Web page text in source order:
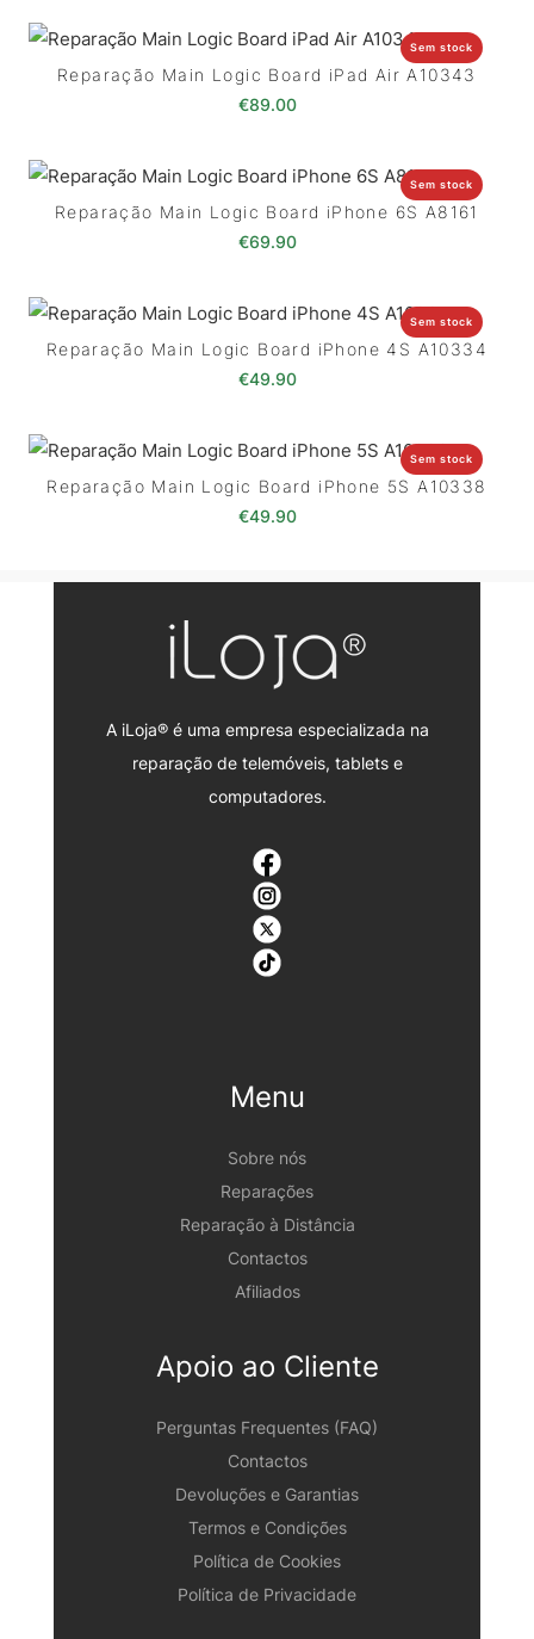
Sem stock
Reparação Main Logic Board iPad Air A10343
€89.00
Sem stock
Reparação Main Logic Board iPhone 6S A8161
€69.90
Sem stock
Reparação Main Logic Board iPhone 4S A10334
€49.90
Sem stock
Reparação Main Logic Board iPhone 5S A10338
€49.90
A iLoja® é uma empresa especializada na
reparação de telemóveis, tablets e
computadores.
Menu
Sobre nós
Reparações
Reparação à Distância
Contactos
Afiliados
Apoio ao Cliente
Perguntas Frequentes (FAQ)
Contactos
Devoluções e Garantias
Termos e Condições
Política de Cookies
Política de Privacidade